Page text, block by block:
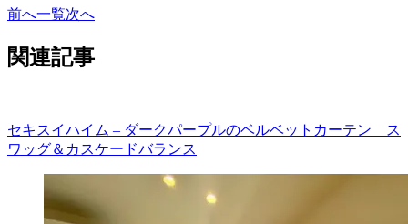
前へ一覧次へ
関連記事
セキスイハイム – ダークパープルのベルベットカーテン ス
ワッグ＆カスケードバランス